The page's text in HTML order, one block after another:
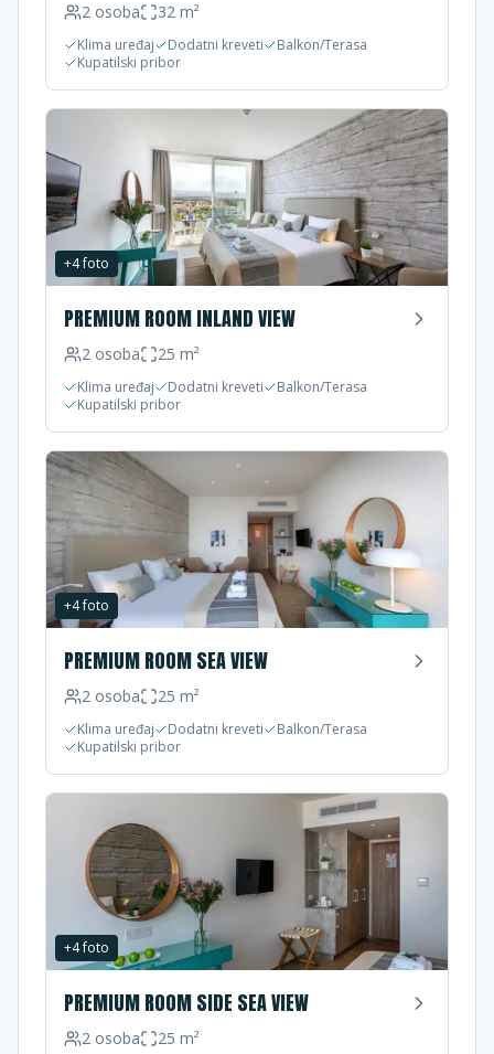
2 osoba 32 m²
Klima uređaj Dodatni kreveti
Balkon/Terasa
Kupatilski pribor
+4foto
PREMIUM ROOM INLAND VIEW
2 osoba 25 m²
Klima uređaj Dodatni kreveti
Balkon/Terasa
Kupatilski pribor
+4foto
PREMIUM ROOM SEA VIEW
2 osoba 25 m²
Klima uređaj Dodatni kreveti
Balkon/Terasa
Kupatilski pribor
+4foto
PREMIUM ROOM SIDE SEA VIEW
2 osoba 25 m²